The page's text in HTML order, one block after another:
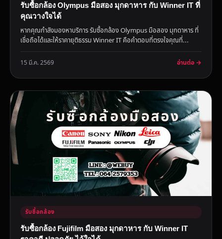
รับซื้อกล้อง Olympus มือสอง มุกดาหาร กับ Winner IT ที่
คุณวางใจได้
หากคุณกำลังมองหาบริการ รับซื้อกล้อง Olympus มือสอง มุกดาหาร ที่
เชื่อถือได้และให้ราคายุติธรรม Winner IT คือคำตอบที่ตรงใจคุณที่...
15 มี.ค. 2569 อ่านต่อ →
รับซื้อกล้อง
รับซื้อกล้อง Fujifilm มือสอง มุกดาหาร กับ Winner IT